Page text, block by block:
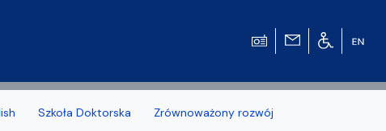
Szkoła Doktorska Zrównoważony rozwój